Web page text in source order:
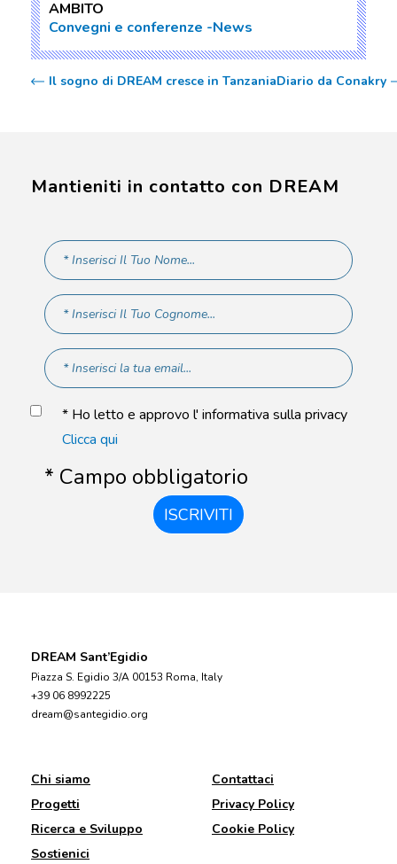
AMBITO
Convegni e conferenze News
Il sogno di DREAM cresce in TanzaniaDiario da Conakry
Mantieniti in contatto con DREAM
* Ho letto e approvo l' informativa sulla privacy
Clicca qui
* Campo obbligatorio
ISCRIVITI
DREAM Sant’Egidio
Piazza S. Egidio 3/A 00153 Roma, Italy
+39 06 8992225
dream@santegidio.org
Chi siamo
Progetti
Ricerca e Sviluppo
Sostienici
Contattaci
Privacy Policy
Cookie Policy